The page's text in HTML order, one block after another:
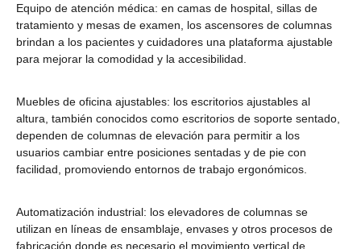
Equipo de atención médica: en camas de hospital, sillas de
tratamiento y mesas de examen, los ascensores de columnas
brindan a los pacientes y cuidadores una plataforma ajustable
para mejorar la comodidad y la accesibilidad.
Muebles de oficina ajustables: los escritorios ajustables al
altura, también conocidos como escritorios de soporte sentado,
dependen de columnas de elevación para permitir a los
usuarios cambiar entre posiciones sentadas y de pie con
facilidad, promoviendo entornos de trabajo ergonómicos.
Automatización industrial: los elevadores de columnas se
utilizan en líneas de ensamblaje, envases y otros procesos de
fabricación donde es necesario el movimiento vertical de